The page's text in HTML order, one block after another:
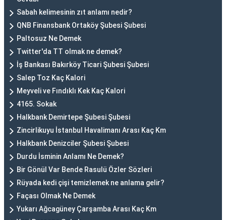
Sabah kelimesinin zıt anlamı nedir?
QNB Finansbank Ortaköy Şubesi Şubesi
Paltosuz Ne Demek
Twitter'da TT olmak ne demek?
İş Bankası Bakırköy Ticari Şubesi Şubesi
Salep Toz Kaç Kalori
Meyveli ve Fındıklı Kek Kaç Kalori
4165. Sokak
Halkbank Demirtepe Şubesi Şubesi
Zincirlikuyu İstanbul Havalimanı Arası Kaç Km
Halkbank Denizciler Şubesi Şubesi
Durdu İsminin Anlamı Ne Demek?
Bir Gönül Var Bende Rasulü Özler Sözleri
Rüyada kedi çişi temizlemek ne anlama gelir?
Façası Olmak Ne Demek
Yukarı Ağcagüney Çarşamba Arası Kaç Km